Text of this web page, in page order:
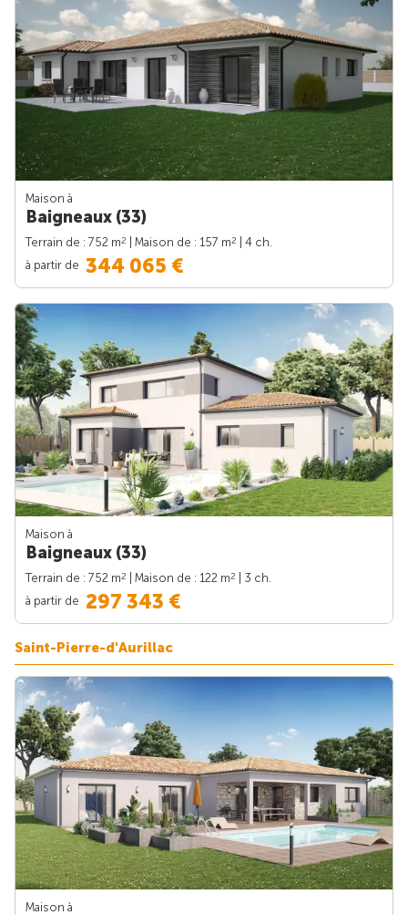
Maison à
Baigneaux (33)
Terrain de : 752 m2 | Maison de : 157 m2
| 4 ch.
à partir de 344 065 €
Maison à
Baigneaux (33)
Terrain de : 752 m2 | Maison de : 122 m2
| 3 ch.
à partir de 297 343 €
Saint-Pierre-d'Aurillac
Maison à